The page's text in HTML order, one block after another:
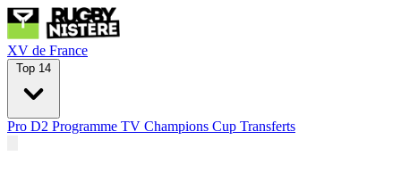
XV de France
Top 14
Pro D2 Programme TV Champions Cup Transferts